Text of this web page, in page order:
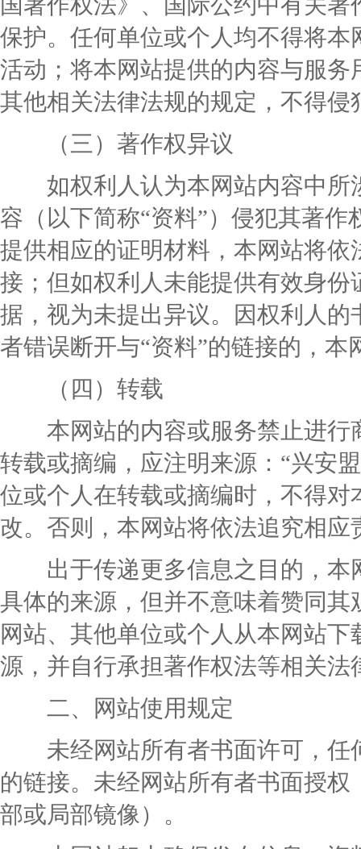
保护。任何单位或个人均不得将
活动；将本网站提供的内容与服
其他相关法律法规的规定，不得
（三）著作权异议
如权利人认为本网站内容中所
容（以下简称“资料”）侵犯其著作
提供相应的证明材料，本网站将依
接；但如权利人未能提供有效身
据，视为未提出异议。因权利人
者错误断开与“资料”的链接的，本
（四）转载
本网站的内容或服务禁止进行
转载或摘编，应注明来源： “兴安
位或个人在转载或摘编时，不得
改。否则，本网站将依法追究相应
出于传递更多信息之目的，本
具体的来源，但并不意味着赞同
网站、其他单位或个人从本网站
源，并自行承担著作权法等相关法
二、网站使用规定
未经网站所有者书面许可，任
的链接。未经网站所有者书面授
部或局部镜像）。